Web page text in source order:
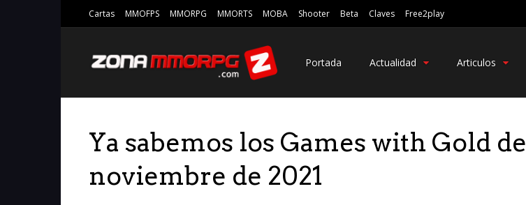
Cartas MMOFPS MMORPG MMORTS MOBA Shooter Beta Claves Free2play
Portada Actualidad Articulos
Ya sabemos los Games with Gold de
noviembre de 2021